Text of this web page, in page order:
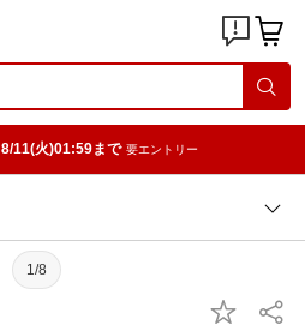
8/11(火)01:59まで 要エントリー
1/8